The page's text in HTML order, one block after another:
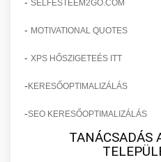
SELFESTEEM2GO.COM
- MOTIVATIONAL QUOTES
- XPS HŐSZIGETEÉS ITT
- KERESŐOPTIMALIZÁLÁS
-SEO KERESŐOPTIMALIZÁLÁS
TANÁCSADÁS